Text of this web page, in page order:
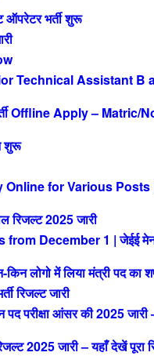
भर्ती शुरू
Technical Assistant B
Offline Apply – Matric/
शुरू
for Various
2025 जारी
December 1 | जेईई
लोगो में लिया मंत्री पद का
रिजल्ट जारी
आंसर की 2025 जारी
2025 जारी – यहाँ देखें पूरा